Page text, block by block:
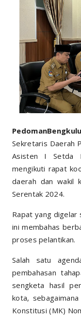
Sekretaris Daerah
Asisten I Setda
mengikuti rapat
daerah dan wakil
Serentak 2024.
Rapat yang
ini membahas
proses pelantikan.
Salah satu
pembahasan
sengketa hasil
kota,
Konstitusi (MK)